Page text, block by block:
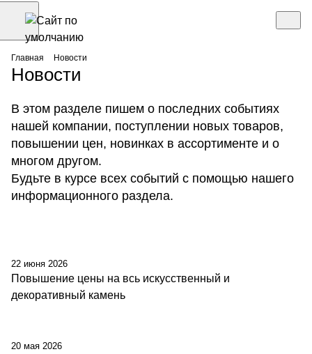
Главная Новости
Новости
В этом разделе пишем о последних событиях
нашей компании, поступлении новых товаров,
повышении цен, новинках в ассортименте и о
многом другом.
Будьте в курсе всех событий с помощью нашего
информационного раздела.
22 июня 2026
Повышение цены на всь искусственный и
декоративный камень
20 мая 2026